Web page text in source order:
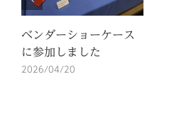
ベンダーショーケース
に参加しました
2026/04/20